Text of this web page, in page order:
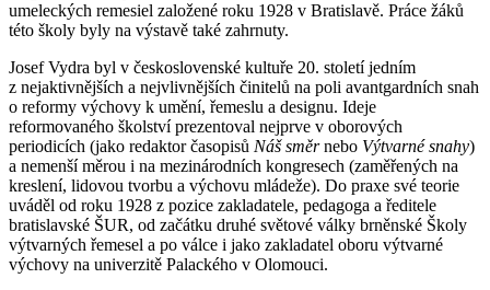
umeleckých remesiel založené roku 1928 v Bratislavě. Práce žáků
této školy byly na výstavě také zahrnuty.
Josef Vydra byl v československé kultuře 20. století jedním
z nejaktivnějších a nejvlivnějších činitelů na poli avantgardních snah
o reformy výchovy k umění, řemeslu a designu. Ideje
reformovaného školství prezentoval nejprve v oborových
periodicích (jako redaktor časopisů Náš směrnebo Výtvarné snahy)
a nemenší měrou i na mezinárodních kongresech (zaměřených na
kreslení, lidovou tvorbu a výchovu mládeže). Do praxe své teorie
uváděl od roku 1928 z pozice zakladatele, pedagoga a ředitele
bratislavské ŠUR, od začátku druhé světové války brněnské Školy
výtvarných řemesel a po válce i jako zakladatel oboru výtvarné
výchovy na univerzitě Palackého v Olomouci.